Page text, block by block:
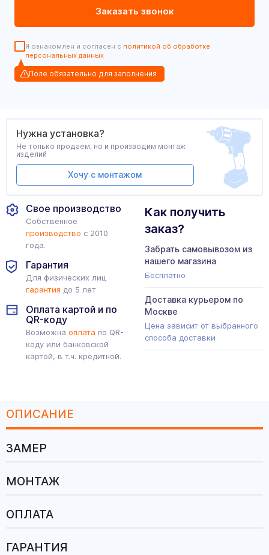
Я ознакомлен и согласен с политикой об обработке
персональных данных
Поле обязательно для заполнения
Свое производство
Собственное
производство с 2010
года.
Гарантия
Для физических лиц
гарантия до 5 лет
Оплата картой и по
QR-коду
Возможна оплата по QR-
коду или банковской
картой, в т.ч. кредитной.
Как получить
заказ?
Забрать самовывозом из
нашего магазина
Бесплатно
Доставка курьером по
Москве
Цена зависит от выбранного
способа доставки
Нужна установка?
Не только продаем, но и производим монтаж
изделий
Хочу с монтажом
ОПИСАНИЕ
ЗАМЕР
МОНТАЖ
ОПЛАТА
ГАРАНТИЯ